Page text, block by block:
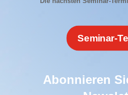
Seminar-
Abonnieren